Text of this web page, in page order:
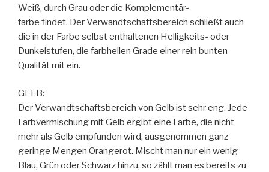
Weiß, durch Grau oder die Komplementär-
farbe findet. Der Verwandtschaftsbereich schließt auch
die in der Farbe selbst enthaltenen Helligkeits- oder
Dunkelstufen, die farbhellen Grade einer rein bunten
Qualität mit ein.
GELB:
Der Verwandtschaftsbereich von Gelb ist sehr eng. Jede
Farbvermischung mit Gelb ergibt eine Farbe, die nicht
mehr als Gelb empfunden wird, ausgenommen ganz
geringe Mengen Orangerot. Mischt man nur ein wenig
Blau, Grün oder Schwarz hinzu, so zählt man es bereits zu